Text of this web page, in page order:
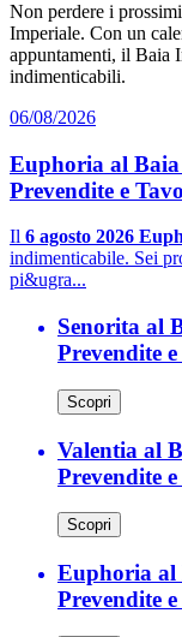
Non perdere i
Imperiale. Con un
appuntamenti, il Baia
indimenticabili.
06/08/2026
Euphoria al Baia
Prevendite e
Il 6 agosto 2026
indimenticabile. Sei
pi&ugra...
Senorita al
Prevendite
Scopri
Valentia al
Prevendite
Scopri
Euphoria al
Prevendite